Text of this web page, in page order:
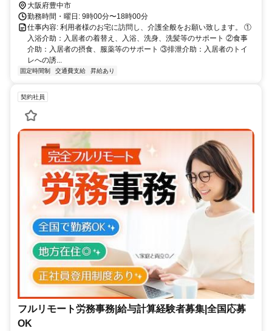
大阪府豊中市
勤務時間・曜日: 9時00分〜18時00分
仕事内容: 利用者様のお宅に訪問し、介護全般をお願い致します。 ①
入浴介助：入居者の着替え、入浴、洗身、洗髪等のサポート ②食事
介助：入居者の摂食、服薬等のサポート ③排泄介助：入居者のトイ
レへの誘...
固定時間制 交通費支給 昇給あり
契約社員
フルリモート労務事務|給与計算経験者募集|全国応募
OK